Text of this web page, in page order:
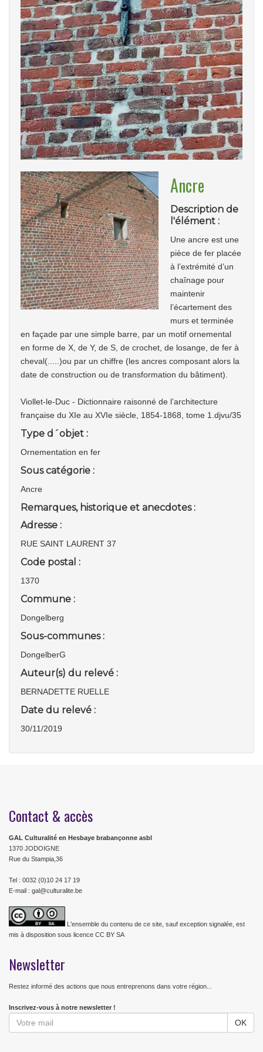
Ancre
Description de
l'élément :
Une ancre est une
pièce de fer placée
à l’extrémité d’un
chaînage pour
maintenir
l’écartement des
murs et terminée
en façade par une simple barre, par un motif ornemental
en forme de X, de Y, de S, de crochet, de losange, de fer à
cheval(.....)ou par un chiffre (les ancres composant alors la
date de construction ou de transformation du bâtiment).
Viollet-le-Duc - Dictionnaire raisonné de l’architecture
française du XIe au XVIe siècle, 1854-1868, tome 1.djvu/35
Type d´objet :
Ornementation en fer
Sous catégorie :
Ancre
Remarques, historique et anecdotes :
Adresse :
RUE SAINT LAURENT 37
Code postal :
1370
Commune :
Dongelberg
Sous-communes :
DongelberG
Auteur(s) du relevé :
BERNADETTE RUELLE
Date du relevé :
30/11/2019
Contact & accès
GAL Culturalité en Hesbaye brabançonne asbl
1370 JODOIGNE
Rue du Stampia,36
Tel : 0032 (0)10 24 17 19
E-mail : gal@culturalite.be
L'ensemble du contenu de ce site, sauf exception signalée, est
mis à disposition sous licence CC BY SA
Newsletter
Restez informé des actions que nous entreprenons dans votre région...
Inscrivez-vous à notre newsletter !